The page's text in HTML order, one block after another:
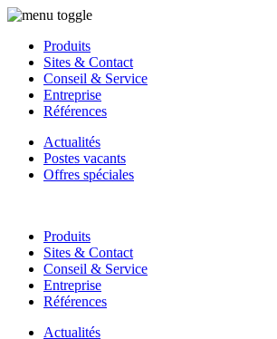
Produits
Sites & Contact
Conseil & Service
Entreprise
Références
Actualités
Postes vacants
Offres spéciales
Produits
Sites & Contact
Conseil & Service
Entreprise
Références
Actualités